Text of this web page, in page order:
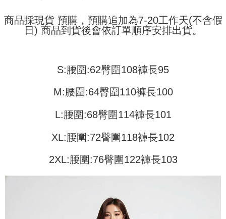
Jika anda memilih OP Pay Later sebagai kaedah pembayaran, sistem
akan mengarahkan anda secara automatik ke proses transaksi OP Pay
Later selepas pesanan dibuat. Anda perlu mengesahkan nombor telefon
yang dikenakan adalah tertakluk kepada maklumat yang dinyatakan
Jika transaksi tidak disahkan dalam masa 30 minit selepas pesanan
akan dibatalkan secara automatik. Jika permohonan gagal pada
tidak dipenuhi; butiran penilaian khusus tidak akan didedahkan.
berasingan dan tidak termasuk dalam bil telekom anda. SMS peringatan
pembayaran akan dihantar selepas kitaran bil bulanan.
pengesahan AFTEE akan muncul.
2. Anda boleh meneruskan pembayaran selepas pengesahan SMS.
manakala ahli aplikasi akan menerima pemberitahuan tolak aplikasi
5. Tiada bayaran diperlukan apabila anda menerima produk. Sila buat
pembayaran di empat kedai serbaneka utama, ATM atau perbankan
Sila ambil perhatian bahawa tempoh pembayaran adalah 14 hari. Walau
bagaimanapun, bagi mereka yang telah memuat turun Aplikasi AFTEE
sehingga 45 hari.
Tempoh pembayaran dikira dari masa kedai meminta pembayaran anda,
pesanan. Walau bagaimanapun, tiada jaminan bahawa anda boleh
menerima pesanan anda semasa tempoh pembayaran (cth.: produk
Pilihan Penghantaran
NT$45/pesanan
NT$499 atau lebih
付款 後7-11取貨
商品採現貨 預購，預購追加為7-20工作天(不含假
日) 商品到貨後會依訂單順序安排出貨。
S:腰圍:62臀圍108褲長95
M:腰圍:64臀圍110褲長100
L:腰圍:68臀圍114褲長101
XL:腰圍:72臀圍118褲長102
2XL:腰圍:76臀圍122褲長103